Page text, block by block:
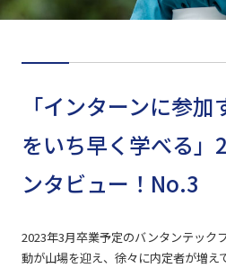
「インターンに参
をいち早く学べる」
ンタビュー！No.3
2023年3月卒業予定のバンタンテック
動が山場を迎え、徐々に内定者が増え